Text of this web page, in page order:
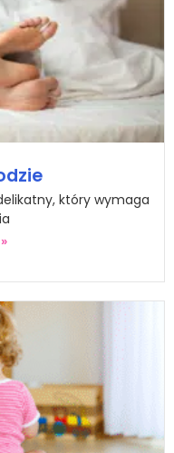
który wymaga